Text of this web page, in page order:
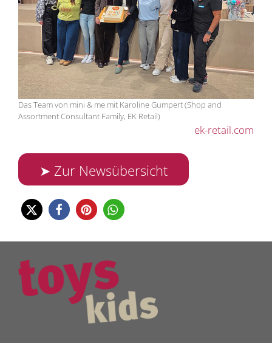
Das Team von mini & me mit Karoline Gumpert (Shop and
Assortment Consultant Family, EK Retail)
ek-retail.com
➤ Zur Newsübersicht